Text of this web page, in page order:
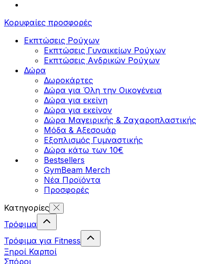
Κορυφαίες προσφορές
Εκπτώσεις Ρούχων
Εκπτώσεις Γυναικείων Ρούχων
Εκπτώσεις Aνδρικών Ρούχων
Δώρα
Δωροκάρτες
Δώρα για Όλη την Οικογένεια
Δώρα για εκείνη
Δώρα για εκείνον
Δώρα Μαγειρικής & Ζαχαροπλαστικής
Μόδα & Αξεσουάρ
Εξοπλισμός Γυμναστικής
Δώρα κάτω των 10€
Bestsellers
GymBeam Merch
Νέα Προϊόντα
Προσφορές
Κατηγορίες
Τρόφιμα
Τρόφιμα για Fitness
Ξηροί Καρποί
Σπόροι